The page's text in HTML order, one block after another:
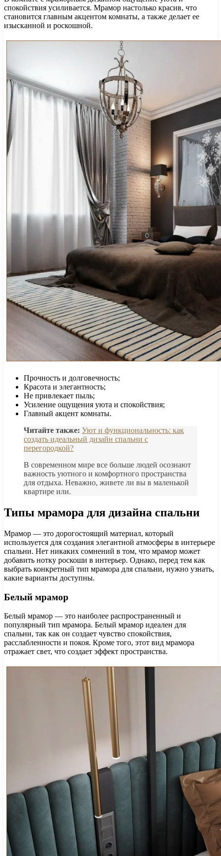
спокойствия усиливается. Мрамор настолько красив, что
становится главным акцентом комнаты, а также делает ее
изысканной и роскошной.
Прочность и долговечность;
Красота и элегантность;
Не привлекает пыль;
Усиление ощущения уюта и спокойствия;
Главный акцент комнаты.
Читайте также: Уют и функциональность: как
создать идеальный дизайн спальни с
перегородкой?
В современном мире все больше людей осознают
важность уютного и комфортного пространства
для отдыха. Неважно, живете ли вы в маленькой
квартире или.
Типы мрамора для дизайна спальни
Мрамор — это дорогостоящий материал, который
используется для создания элегантной атмосферы в интерьере
спальни. Нет никаких сомнений в том, что мрамор может
добавить нотку роскоши в интерьер. Однако, перед тем как
выбрать конкретный тип мрамора для спальни, нужно узнать,
какие варианты доступны.
Белый мрамор
Белый мрамор — это наиболее распространенный и
популярный тип мрамора. Белый мрамор идеален для
спальни, так как он создает чувство спокойствия,
расслабленности и покоя. Кроме того, этот вид мрамора
отражает свет, что создает эффект пространства.